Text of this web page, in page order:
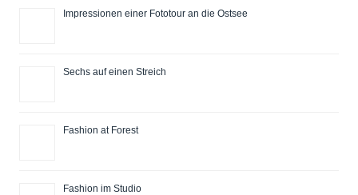
Impressionen einer Fototour an die Ostsee
Sechs auf einen Streich
Fashion at Forest
Fashion im Studio